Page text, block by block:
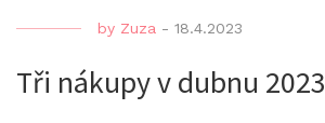
by Zuza - 18.4.2023
Tři nákupy v dubnu 2023